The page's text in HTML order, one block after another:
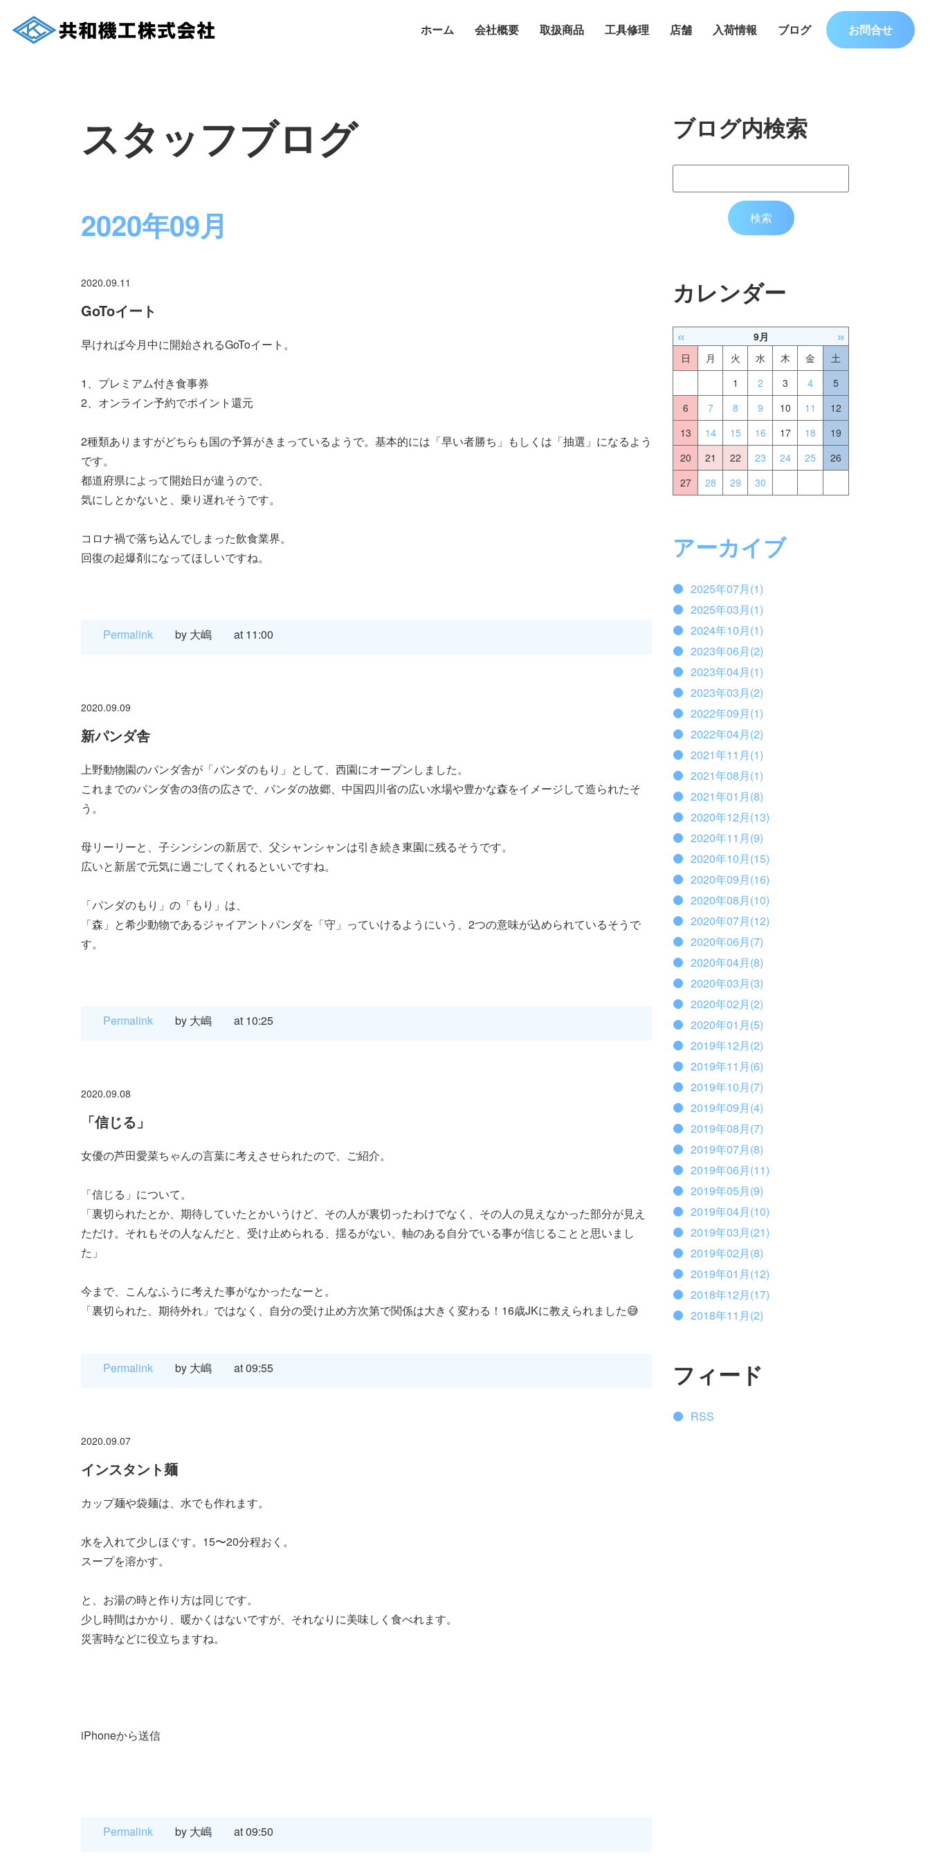
ホーム 会社概要 取扱商品 工具修理 店舗 入荷情報 ブログ お問合せ
スタッフブログ
2020年09月
2020.09.11
GoToイート
早ければ今月中に開始されるGoToイート。
1、プレミアム付き食事券
2、オンライン予約でポイント還元
2種類ありますがどちらも国の予算がきまっているようで。基本的には「早い者勝ち」もしくは「抽選」になるよう
です。
都道府県によって開始日が違うので、
気にしとかないと、乗り遅れそうです。
コロナ禍で落ち込んでしまった飲食業界。
回復の起爆剤になってほしいですね。
Permalink by 大嶋 at 11:00
2020.09.09
新パンダ舎
上野動物園のパンダ舎が「パンダのもり」として、西園にオープンしました。
これまでのパンダ舎の3倍の広さで、パンダの故郷、中国四川省の広い水場や豊かな森をイメージして造られたそ
う。
母リーリーと、子シンシンの新居で、父シャンシャンは引き続き東園に残るそうです。
広いと新居で元気に過ごしてくれるといいですね。
「パンダのもり」の「もり」は、
「森」と希少動物であるジャイアントパンダを「守」っていけるようにいう、2つの意味が込められているそうで
す。
Permalink by 大嶋 at 10:25
2020.09.08
「信じる」
女優の芦田愛菜ちゃんの言葉に考えさせられたので、ご紹介。
「信じる」について。
「裏切られたとか、期待していたとかいうけど、その人が裏切ったわけでなく、その人の見えなかった部分が見え
ただけ。それもその人なんだと、受け止められる、揺るがない、軸のある自分でいる事が信じることと思いまし
た」
今まで、こんなふうに考えた事がなかったなーと。
「裏切られた、期待外れ」ではなく、自分の受け止め方次第で関係は大きく変わる！16歳JKに教えられました😅
Permalink by 大嶋 at 09:55
2020.09.07
インスタント麺
カップ麺や袋麺は、水でも作れます。
水を入れて少しほぐす。15〜20分程おく。
スープを溶かす。
と、お湯の時と作り方は同じです。
少し時間はかかり、暖かくはないですが、それなりに美味しく食べれます。
災害時などに役立ちますね。
iPhoneから送信
Permalink by 大嶋 at 09:50
ブログ内検索
カレンダー
« 9月 »
日 月 火 水 木 金
土
1
2 3 4
5
6
7 8 9 10 11
12
13
14 15 16 17 18
19
20
21 22 23 24 25
26
27
28 29 30
アーカイブ
2025年07月(1)
2025年03月(1)
2024年10月(1)
2023年06月(2)
2023年04月(1)
2023年03月(2)
2022年09月(1)
2022年04月(2)
2021年11月(1)
2021年08月(1)
2021年01月(8)
2020年12月(13)
2020年11月(9)
2020年10月(15)
2020年09月(16)
2020年08月(10)
2020年07月(12)
2020年06月(7)
2020年04月(8)
2020年03月(3)
2020年02月(2)
2020年01月(5)
2019年12月(2)
2019年11月(6)
2019年10月(7)
2019年09月(4)
2019年08月(7)
2019年07月(8)
2019年06月(11)
2019年05月(9)
2019年04月(10)
2019年03月(21)
2019年02月(8)
2019年01月(12)
2018年12月(17)
2018年11月(2)
フィード
RSS